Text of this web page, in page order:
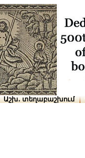
Աշխ․ տեղաբաշխում